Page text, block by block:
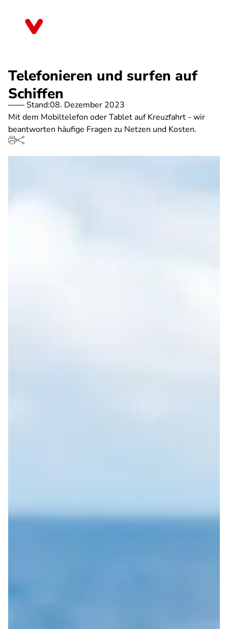
Telefonieren und surfen auf
Schiffen
Stand:08. Dezember 2023
Mit dem Mobiltelefon oder Tablet auf Kreuzfahrt - wir
beantworten häufige Fragen zu Netzen und Kosten.